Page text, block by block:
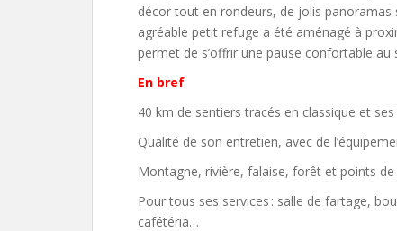
décor tout en rondeurs, de jolis panoramas
agréable petit refuge a été aménagé à
permet de s’offrir une pause confortable au
En bref
40 km de sentiers tracés en classique et
Qualité de son entretien, avec de
Montagne, rivière, falaise, forêt et points
Pour tous ses services : salle de fartage,
cafétéria…